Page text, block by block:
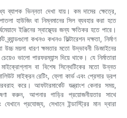
ব্যাপক ভিন্নতা দেখা যায়। কম দামের ক্ষেত্রে,
হাউজিং বা নিম্নমানের সিল ব্যবহার করা হতে
ইঞ্জিনের স্বাস্থ্যের জন্য ক্ষতিকর হতে পারে।
ব্র্যান্ডগুলো কখনও কখনও ফিল্টারেশন দক্ষতা, নির্মাণ
ময়লা ধারণ ক্ষমতার মতো উদ্ভাবনী ডিজাইনের
ভালো পারফরম্যান্স দিয়ে থাকে। যে নির্মাতারা
মাইক্রোগ্লাস বা বিশেষ সিন্থেটিকের মতো উন্নত
মাইক্রন রেটিং, ফ্লো কার্ভ এবং প্রেসার ড্রপ
করে। আফটারমার্কেট যন্ত্রাংশ কেনার সময়,
করুন, আপনার গাড়ির প্রয়োজনীয়তার সাথে
প্রযোজ্য, সেখানে ইন্ডাস্ট্রির মান দ্বারা